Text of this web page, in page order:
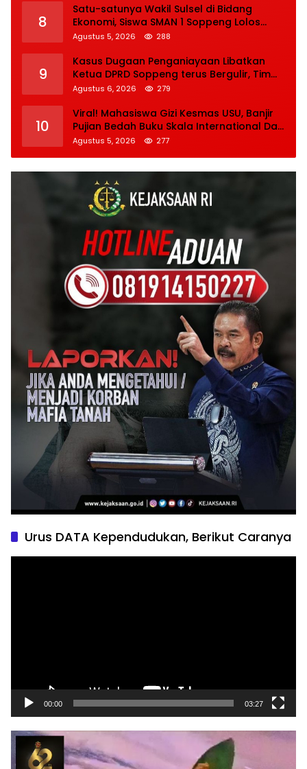
8
Satu-satunya Wakil Sulsel di Bidang
Ekonomi, Siswa SMAN 1 Soppeng Lolos
Semifinal OSN Nasional 2026
Agustus 5, 2026 288
9
Kasus Dugaan Penganiayaan Libatkan
Ketua DPRD Soppeng terus Bergulir, Tim
INAFIS Polda Sulsel Gelar Rekonstruksi
Agustus 6, 2026 279
10
Viral! Mahasiswa Gizi Kesmas USU, Banjir
Pujian Bedah Buku Skala International Dari
70 Ribu Rupiah Referensi Akademik Dunia
Agustus 5, 2026 277
Urus DATA Kependudukan, Berikut Caranya
00:00 03:27
Pemutar
Video